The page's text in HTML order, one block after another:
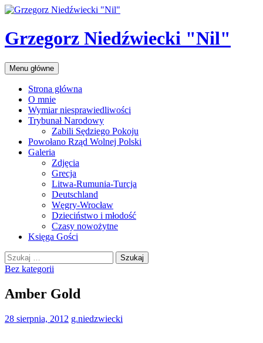
Przejdź
treści
Grzegorz Niedźwiecki "Nil"
Szukaj
Menu główne
Strona główna
O mnie
Wymiar niesprawiedliwości
Trybunał Narodowy
Zabili Sędziego Pokoju
Powołano Rząd Wolnej Polski
Galeria
Zdjęcia
Grecja
Litwa-Rumunia-Turcja
Deutschland
Węgry-Wrocław
Dzieciństwo i młodość
Czasy nowożytne
Księga Gości
Szukaj:
Bez kategorii
Amber Gold
28 sierpnia, 2012 g.niedzwiecki